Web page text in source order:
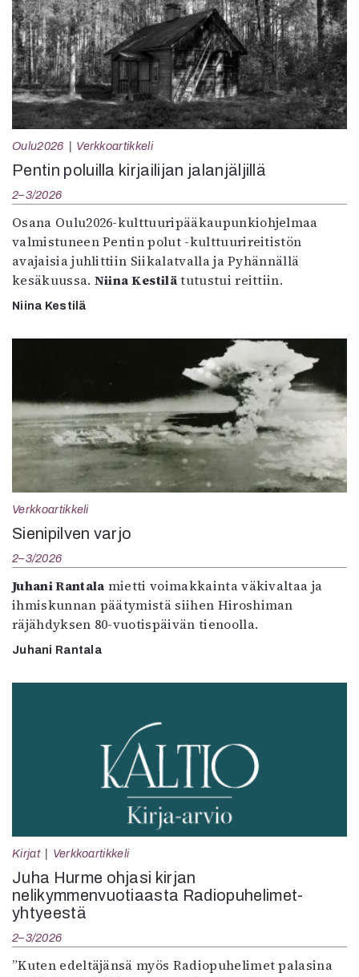
Oulu2026 Verkkoartikkeli
Pentin poluilla kirjailijan jalanjäljillä
2–3/2026
Osana Oulu2026-kulttuuripääkaupunkiohjelmaa
valmistuneen Pentin polut -kulttuurireitistön
avajaisia juhlittiin Siikalatvalla ja Pyhännällä
kesäkuussa. Niina Kestilätutustui reittiin.
Niina Kestilä
Verkkoartikkeli
Sienipilven varjo
2–3/2026
Juhani Rantala mietti voimakkainta väkivaltaa ja
ihmiskunnan päätymistä siihen Hiroshiman
räjähdyksen 80-vuotispäivän tienoolla.
Juhani Rantala
Kirjat Verkkoartikkeli
Juha Hurme ohjasi kirjan
nelikymmenvuotiaasta Radiopuhelimet-
yhtyeestä
2–3/2026
”Kuten edeltäjänsä myös Radiopuhelimet palasina